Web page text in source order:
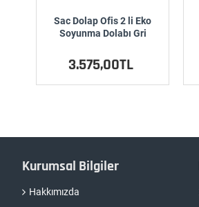
Sac Dolap Ofis 2 li Eko
Soyunma Dolabı Gri
3.575,00TL
Kurumsal Bilgiler
Hakkımızda